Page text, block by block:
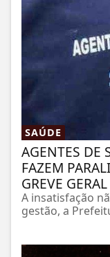
SAÚDE
AGENTES DE
FAZEM
GREVE
A insatisfação
gestão, a